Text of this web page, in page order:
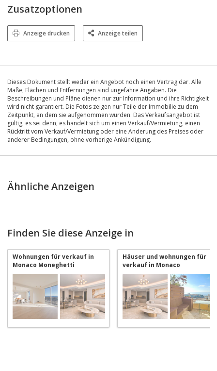
Zusatzoptionen
Anzeige drucken Anzeige teilen
Dieses Dokument stellt weder ein Angebot noch einen Vertrag dar. Alle
Maße, Flächen und Entfernungen sind ungefähre Angaben. Die
Beschreibungen und Pläne dienen nur zur Information und ihre Richtigkeit
wird nicht garantiert. Die Fotos zeigen nur Teile der Immobilie zu dem
Zeitpunkt, an dem sie aufgenommen wurden. Das Verkaufsangebot ist
gültig, es sei denn, es handelt sich um einen Verkauf/Vermietung, einen
Rücktritt vom Verkauf/Vermietung oder eine Änderung des Preises oder
anderer Bedingungen, ohne vorherige Ankündigung.
Ähnliche Anzeigen
Finden Sie diese Anzeige in
Wohnungen für verkauf in
Monaco Moneghetti
Häuser und wohnungen für
verkauf in Monaco
Moneghetti